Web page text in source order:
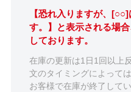
【恐れ入りますが、
す。】と表示される場
しております。
在庫の更新は1日1回以上
文のタイミングによって
お客様で在庫が終了して